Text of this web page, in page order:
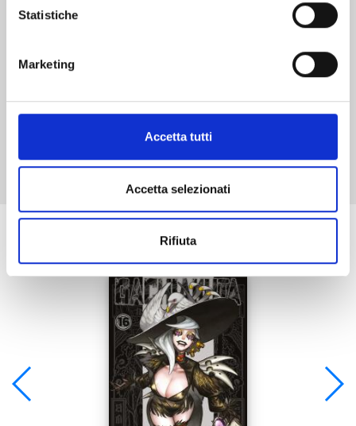
Statistiche
Marketing
Accetta tutti
Accetta selezionati
Rifiuta
Mostra tutto
Se ti è piaciuto prova anche: